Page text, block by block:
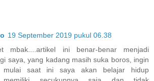
19 September 2019 pukul 06.38
mbak....artikel ini benar-benar menjadi
saya, yang kadang masih suka boros, ingin
saat ini saya akan belajar hidup